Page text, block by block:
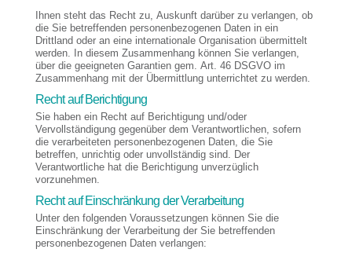
Ihnen steht das Recht zu, Auskunft darüber zu verlangen, ob
die Sie betreffenden personenbezogenen Daten in ein
Drittland oder an eine internationale Organisation übermittelt
werden. In diesem Zusammenhang können Sie verlangen,
über die geeigneten Garantien gem. Art. 46 DSGVO im
Zusammenhang mit der Übermittlung unterrichtet zu werden.
Recht auf Berichtigung
Sie haben ein Recht auf Berichtigung und/oder
Vervollständigung gegenüber dem Verantwortlichen, sofern
die verarbeiteten personenbezogenen Daten, die Sie
betreffen, unrichtig oder unvollständig sind. Der
Verantwortliche hat die Berichtigung unverzüglich
vorzunehmen.
Recht auf Einschränkung der Verarbeitung
Unter den folgenden Voraussetzungen können Sie die
Einschränkung der Verarbeitung der Sie betreffenden
personenbezogenen Daten verlangen: